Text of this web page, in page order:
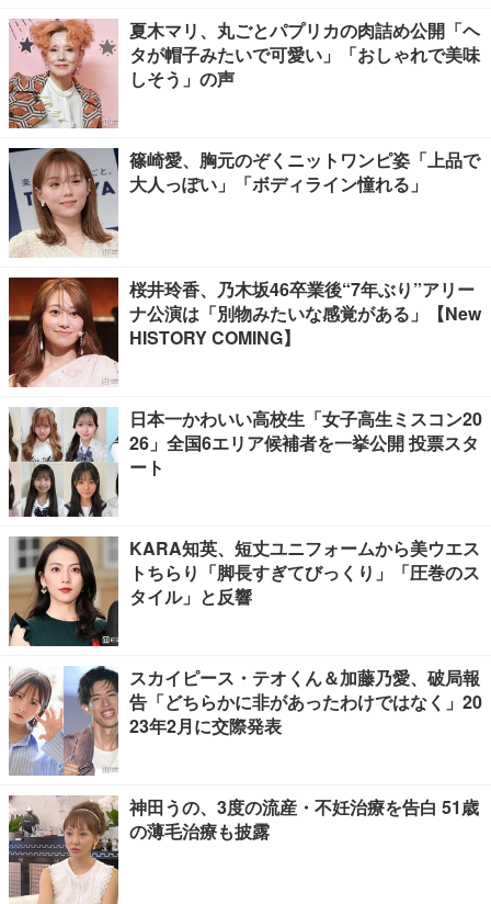
夏木マリ、丸ごとパプリカの肉詰め公開「ヘ
タが帽子みたいで可愛い」「おしゃれで美味
しそう」の声
篠崎愛、胸元のぞくニットワンピ姿「上品で
大人っぽい」「ボディライン憧れる」
桜井玲香、乃木坂46卒業後“7年ぶり”アリー
ナ公演は「別物みたいな感覚がある」【New
HISTORY COMING】
日本一かわいい高校生「女子高生ミスコン20
26」全国6エリア候補者を一挙公開 投票スタ
ート
KARA知英、短丈ユニフォームから美ウエス
トちらり「脚長すぎてびっくり」「圧巻のス
タイル」と反響
スカイピース・テオくん＆加藤乃愛、破局報
告「どちらかに非があったわけではなく」20
23年2月に交際発表
神田うの、3度の流産・不妊治療を告白 51歳
の薄毛治療も披露